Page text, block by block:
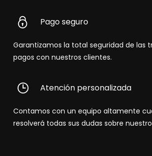
Pago seguro
Garantizamos la total seguridad de las
pagos con nuestros clientes.
Atención personalizada
Contamos con un equipo altamente
resolverá todas sus dudas sobre